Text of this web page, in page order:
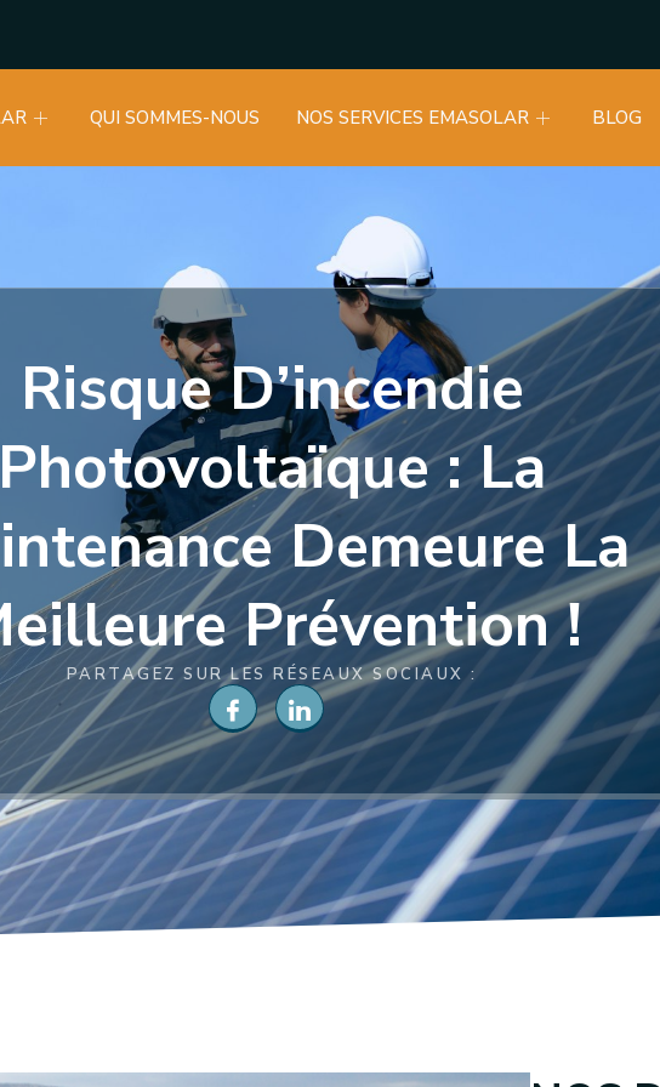
QUI SOMMES-NOUS NOS SERVICES EMASOLAR BLOG
Risque D’incendie
: La
Demeure La
Prévention !
PARTAGEZ SUR LES RÉSEAUX SOCIAUX :